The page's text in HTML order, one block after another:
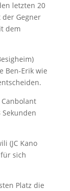
letzten 20
Gegner
dem
Ben-Erik wie
Sekunden
(JC Kano
sich
Platz die